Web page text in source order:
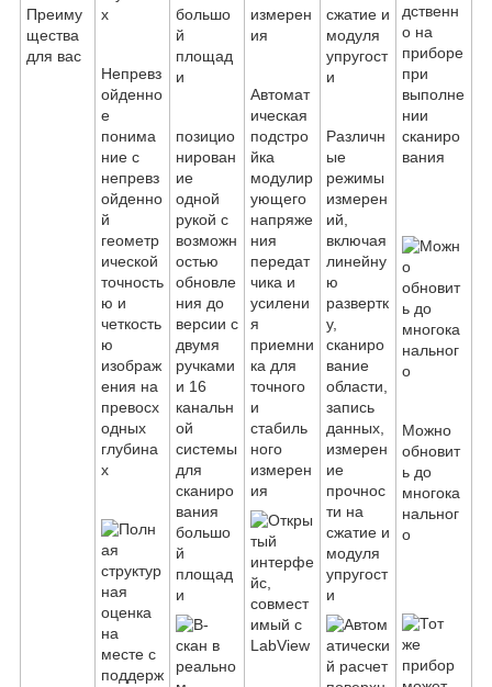
Преиму
щества
для вас
Непревз
ойденно
е
понима
ние с
непревз
ойденно
й
геометр
ической
точность
ю и
четкость
ю
изображ
ения на
превосх
одных
глубина
х
позицио
нирован
ие
одной
рукой с
возможн
остью
обновле
ния до
версии с
двумя
ручками
и 16
канальн
ой
системы
для
сканиро
вания
большо
й
площад
и
Автомат
ическая
подстро
йка
модулир
ующего
напряже
ния
передат
чика и
усилени
я
приемни
ка для
точного
и
стабиль
ного
измерен
ия
Различн
ые
режимы
измерен
ий,
включая
линейну
ю
развертк
у,
сканиро
вание
области,
запись
данных,
измерен
ие
прочнос
ти на
сжатие и
модуля
упругост
и
дственн
о на
приборе
при
выполне
нии
сканиро
вания
Можно
обновит
ь до
многока
нальног
о